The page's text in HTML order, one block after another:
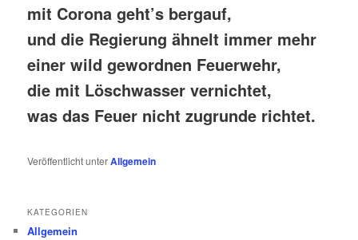
mit Corona geht’s bergauf,
und die Regierung ähnelt immer mehr
einer wild gewordnen Feuerwehr,
die mit Löschwasser vernichtet,
was das Feuer nicht zugrunde richtet.
Veröffentlicht unterAllgemein
KATEGORIEN
Allgemein